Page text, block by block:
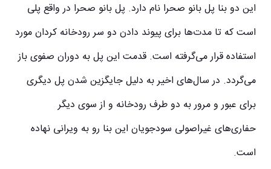
این دو بنا پل بانو صحرا نام دارد. پل بانو صحرا در واقع پلی
است که تا مدت‌ها برای پیوند دادن دو سر رودخانه کردان مورد
استفاده قرار می‌گرفته است. قدمت این پل به دوران صفوی باز
می‌گردد. در سال‌های اخیر به دلیل جایگزین شدن پل دیگری
برای عبور و مرور به دو طرف رودخانه و از سوی دیگر
حفاری‌های غیراصولی سودجویان این بنا رو به ویرانی نهاده
است.